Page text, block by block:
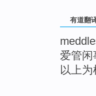
有道翻
爱管闲
以上